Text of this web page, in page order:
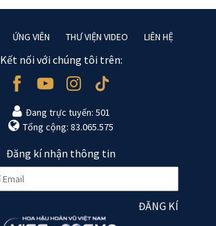
ỨNG VIÊN THƯ VIỆN VIDEO LIÊN HỆ
Kết nối với chúng tôi trên:
Đang trực tuyến: 501
Tổng cộng: 83.065.575
Đăng kí nhận thông tin
ĐĂNG KÍ